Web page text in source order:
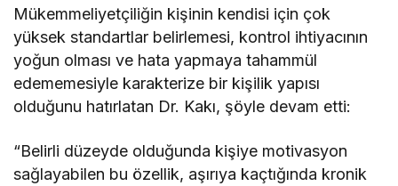
Mükemmeliyetçiliğin kişinin kendisi için çok
yüksek standartlar belirlemesi, kontrol ihtiyacının
yoğun olması ve hata yapmaya tahammül
edememesiyle karakterize bir kişilik yapısı
olduğunu hatırlatan Dr. Kakı, şöyle devam etti:
“Belirli düzeyde olduğunda kişiye motivasyon
sağlayabilen bu özellik, aşırıya kaçtığında kronik